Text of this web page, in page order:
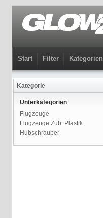
Start Filter Kategorien
Kategorie
Unterkategorien
Flugzeuge
Flugzeuge Zub. Plastik
Hubschrauber